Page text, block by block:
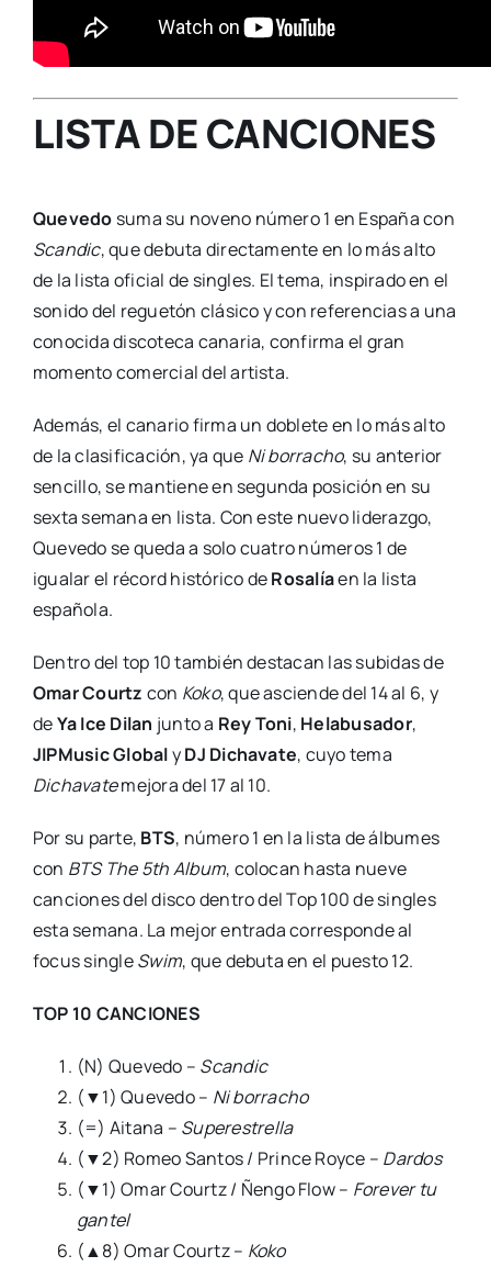
LISTA DE CANCIONES
Quevedo suma su noveno número 1 en España con
Scandic, que debuta directamente en lo más alto
de la lista oficial de singles. El tema, inspirado en el
sonido del reguetón clásico y con referencias a una
conocida discoteca canaria, confirma el gran
momento comercial del artista.
Además, el canario firma un doblete en lo más alto
de la clasificación, ya que Ni borracho, su anterior
sencillo, se mantiene en segunda posición en su
sexta semana en lista. Con este nuevo liderazgo,
Quevedo se queda a solo cuatro números 1 de
igualar el récord histórico deRosalíaen la lista
española.
Dentro del top 10 también destacan las subidas de
Omar Courtz con Koko, que asciende del 14 al 6, y
deYa Ice Dilan junto a Rey Toni, Helabusador,
JIPMusic GlobalyDJ Dichavate, cuyo tema
Dichavatemejora del 17 al 10.
Por su parte, BTS, número 1 en la lista de álbumes
con BTS The 5th Album, colocan hasta nueve
canciones del disco dentro del Top 100 de singles
esta semana. La mejor entrada corresponde al
focus singleSwim, que debuta en el puesto 12.
TOP 10 CANCIONES
(N) Quevedo – Scandic
(▼1) Quevedo – Ni borracho
(=) Aitana – Superestrella
(▼2) Romeo Santos / Prince Royce – Dardos
(▼1) Omar Courtz / Ñengo Flow – Forever tu
gantel
(▲8) Omar Courtz – Koko